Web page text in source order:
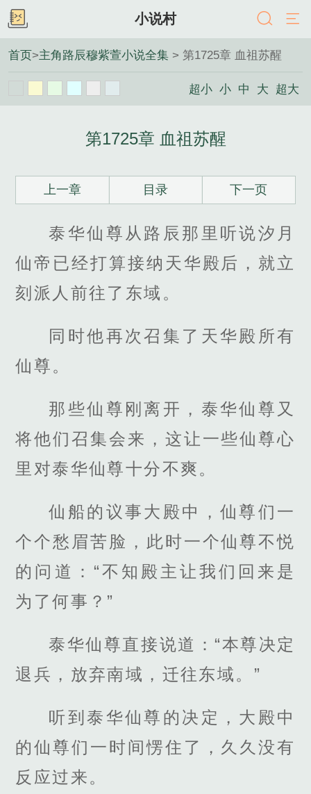
小说村
首页>主角路辰穆紫萱小说全集 > 第1725章 血祖苏醒
超小 小 中 大 超大
第1725章 血祖苏醒
上一章 目录 下一页
泰华仙尊从路辰那里听说汐月
仙帝已经打算接纳天华殿后，就立
刻派人前往了东域。
同时他再次召集了天华殿所有
仙尊。
那些仙尊刚离开，泰华仙尊又
将他们召集会来，这让一些仙尊心
里对泰华仙尊十分不爽。
仙船的议事大殿中，仙尊们一
个个愁眉苦脸，此时一个仙尊不悦
的问道：“不知殿主让我们回来是
为了何事？”
泰华仙尊直接说道：“本尊决定
退兵，放弃南域，迁往东域。”
听到泰华仙尊的决定，大殿中
的仙尊们一时间愣住了，久久没有
反应过来。